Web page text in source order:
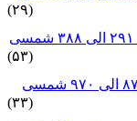
(۲۹)
(۵۳)
(۳۳)